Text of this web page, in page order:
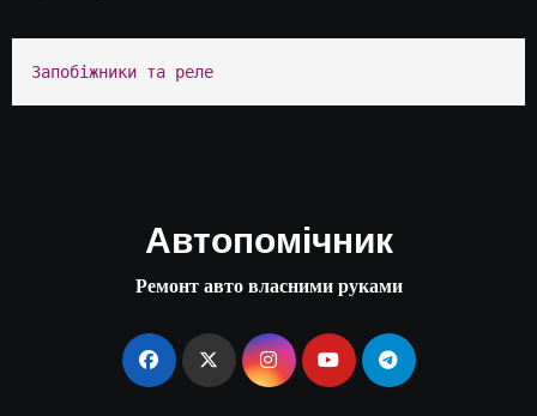
Запобіжники та реле
Автопомічник
Ремонт авто власними руками